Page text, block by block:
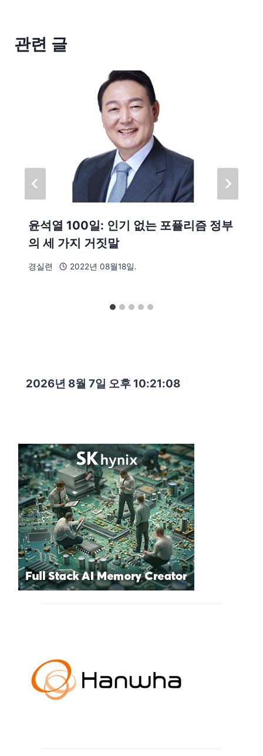
관련 글
윤석열 100일: 인기 없는 포퓰리즘 정부
의 세 가지 거짓말
경실련 2022년 08월18일.
2026년 8월 7일 오후 10:21:09